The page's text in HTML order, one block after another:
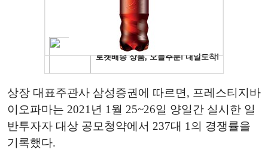
상장 대표주관사 삼성증권에 따르면, 프레스티지바
이오파마는 2021년 1월 25~26일 양일간 실시한 일
반투자자 대상 공모청약에서 237대 1의 경쟁률을
기록했다.